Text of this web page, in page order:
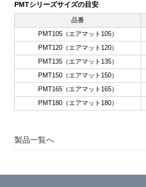
PMTシリーズサイズの目安
品番
PMT105（エアマット105）
PMT120（エアマット120）
PMT135（エアマット135）
PMT150（エアマット150）
PMT165（エアマット165）
PMT180（エアマット180）
製品一覧へ